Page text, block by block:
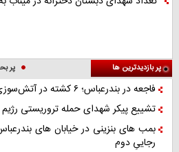
پر بازدیدترین ها پر
فاجعه در بندرعباس؛ ۶ کشته در آتش‌سوزی منزل مسکونی
تشییع پیکر شهدای حمله تروریستی رژیم
بمب های بنزینی در خیابان های
رجاییِ دوم